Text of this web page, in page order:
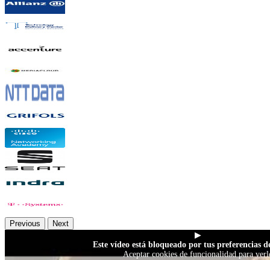
Previous
Next
▶
Este vídeo está bloqueado por tus preferencias
Aceptar cookies de funcionalidad para